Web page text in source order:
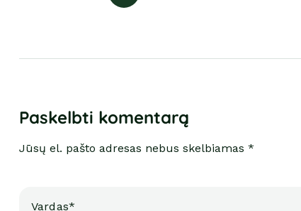
Paskelbti komentarą
Jūsų el. pašto adresas nebus skelbiamas *